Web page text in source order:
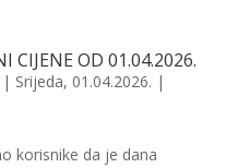
CIJENE OD 01.04.2026.
Srijeda, 01.04.2026. |
korisnike da je dana